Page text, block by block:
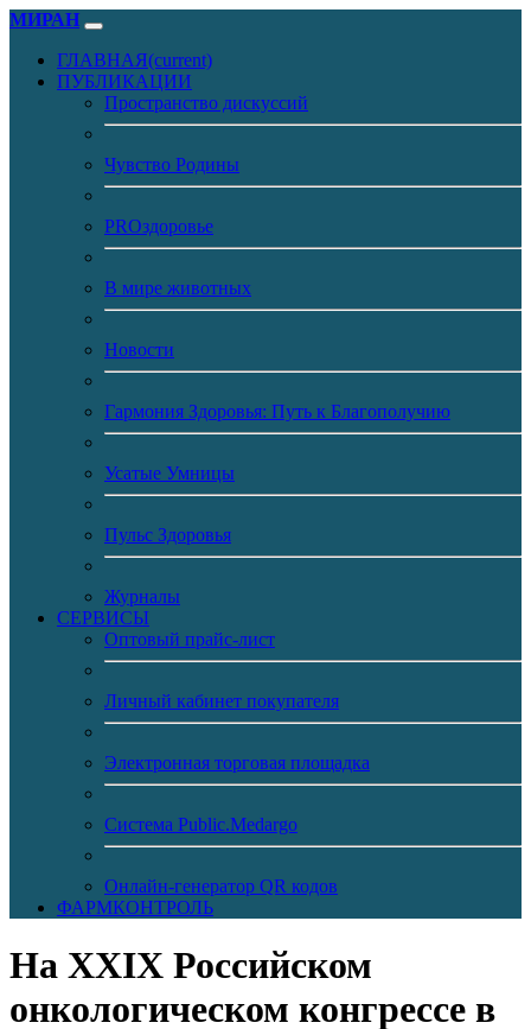
МИРАН
ГЛАВНАЯ(current)
ПУБЛИКАЦИИ
Пространство дискуссий
Чувство Родины
PROздоровье
В мире животных
Новости
Гармония Здоровья: Путь к Благополучию
Усатые Умницы
Пульс Здоровья
Журналы
CЕРВИСЫ
Оптовый прайс-лист
Личный кабинет покупателя
Электронная торговая площадка
Система Public.Medargo
Онлайн-генератор QR кодов
ФАРМКОНТРОЛЬ
На XXIX Российском
онкологическом конгрессе в